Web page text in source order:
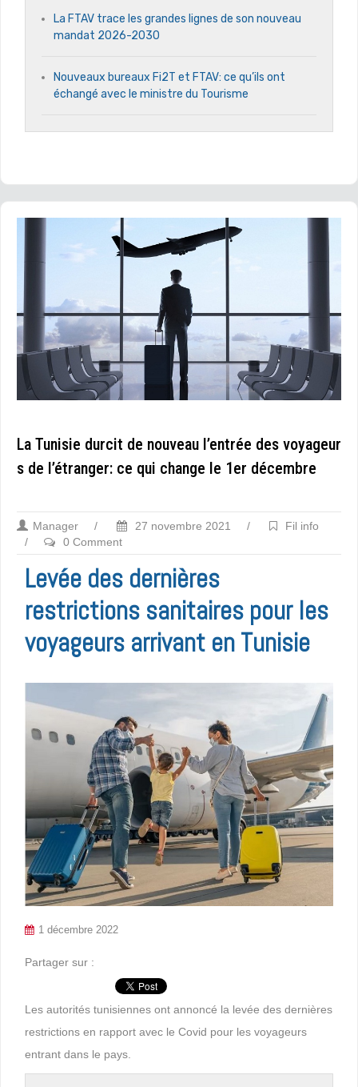
La FTAV trace les grandes lignes de son nouveau
mandat 2026-2030
Nouveaux bureaux Fi2T et FTAV: ce qu’ils ont
échangé avec le ministre du Tourisme
La Tunisie durcit de nouveau l’entrée des voyageur
s de l’étranger: ce qui change le 1er décembre
Manager / 27 novembre 2021 /
Fil info
/
0 Comment
Levée des dernières
restrictions sanitaires pour les
voyageurs arrivant en Tunisie
1 décembre 2022
Partager sur :
Les autorités tunisiennes ont annoncé la levée des dernières
restrictions en rapport avec le Covid pour les voyageurs
entrant dans le pays.